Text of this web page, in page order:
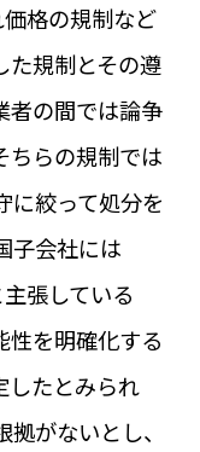
格の規制など
た規制とその遵
者の間では論争
ちらの規制では
に絞って処分を
子会社には
張している
性を明確化する
したとみられ
がないとし、